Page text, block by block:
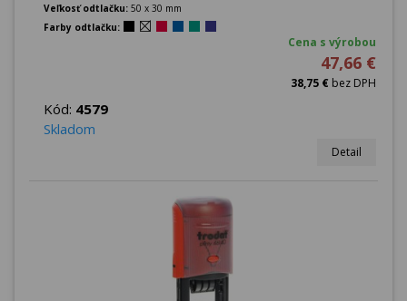
Veľkosť odtlačku: 50 x 30 mm
Farby odtlačku:
Cena s výrobou
47,66 €
38,75 € bez DPH
Kód: 4579
Skladom
Detail